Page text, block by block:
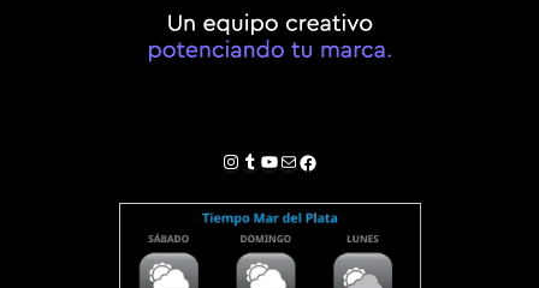
Instagram
Tumblr
YouTube
Correo electrónico
Facebook